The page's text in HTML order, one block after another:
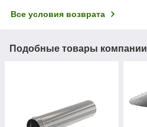
Все условия возврата
Подобные товары компании